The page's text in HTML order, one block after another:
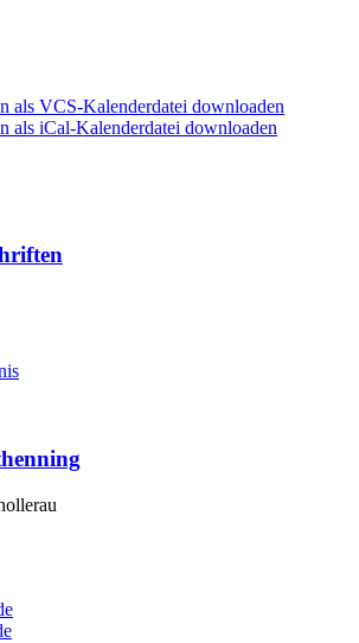
als VCS-Kalenderdatei downloaden
als iCal-Kalenderdatei downloaden